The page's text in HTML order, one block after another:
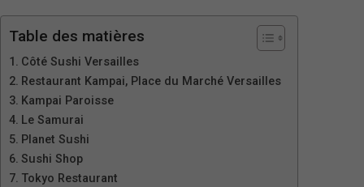
Table des matières
Côté Sushi Versailles
Restaurant Kampai, Place du Marché Versailles
Kampai Paroisse
Le Samurai
Planet Sushi
Sushi Shop
Tokyo Restaurant